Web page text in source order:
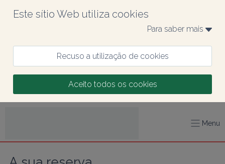
Este sítio Web utiliza cookies
Para saber mais
Recuso a utilização de cookies
Aceito todos os cookies
Menu